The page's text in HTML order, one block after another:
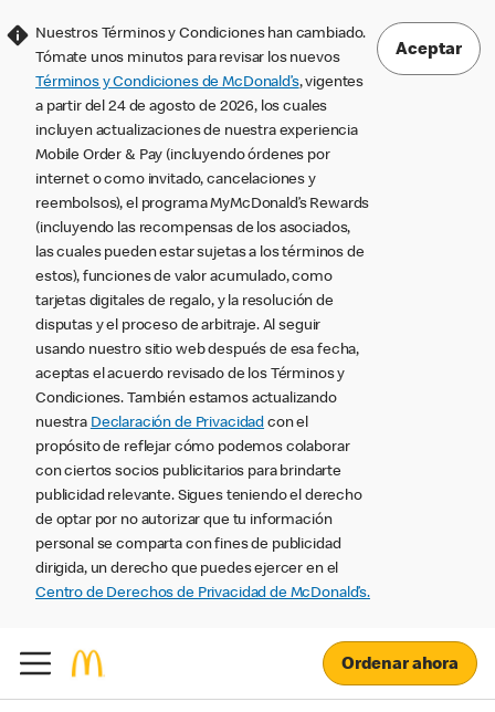
Nuestros Términos y Condiciones han cambiado.
Tómate unos minutos para revisar los nuevos
Términos y Condiciones de McDonald’s, vigentes
a partir del 24 de agosto de 2026, los cuales
incluyen actualizaciones de nuestra experiencia
Mobile Order & Pay (incluyendo órdenes por
internet o como invitado, cancelaciones y
reembolsos), el programa MyMcDonald’s Rewards
(incluyendo las recompensas de los asociados,
las cuales pueden estar sujetas a los términos de
estos), funciones de valor acumulado, como
tarjetas digitales de regalo, y la resolución de
disputas y el proceso de arbitraje. Al seguir
usando nuestro sitio web después de esa fecha,
aceptas el acuerdo revisado de los Términos y
Condiciones. También estamos actualizando
nuestra Declaración de Privacidad con el
propósito de reflejar cómo podemos colaborar
con ciertos socios publicitarios para brindarte
publicidad relevante. Sigues teniendo el derecho
de optar por no autorizar que tu información
personal se comparta con fines de publicidad
dirigida, un derecho que puedes ejercer en el
Centro de Derechos de Privacidad de McDonald’s.
Aceptar
Ordenar ahora